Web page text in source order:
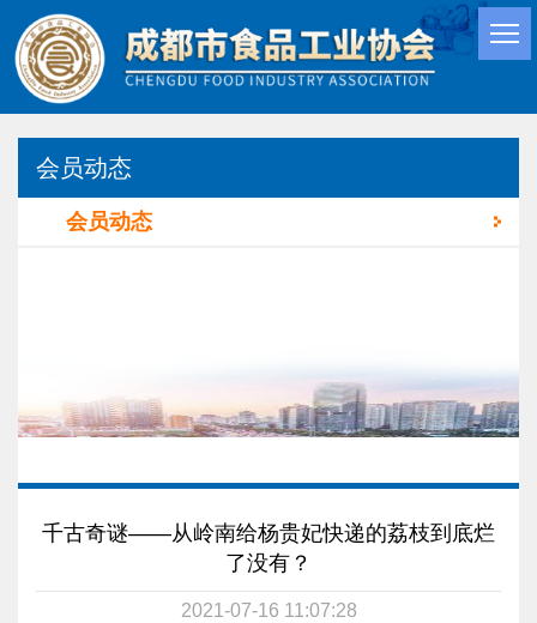
会员动态
会员动态
千古奇谜——从岭南给杨贵妃快递的荔枝到底烂
了没有？
2021-07-16 11:07:28